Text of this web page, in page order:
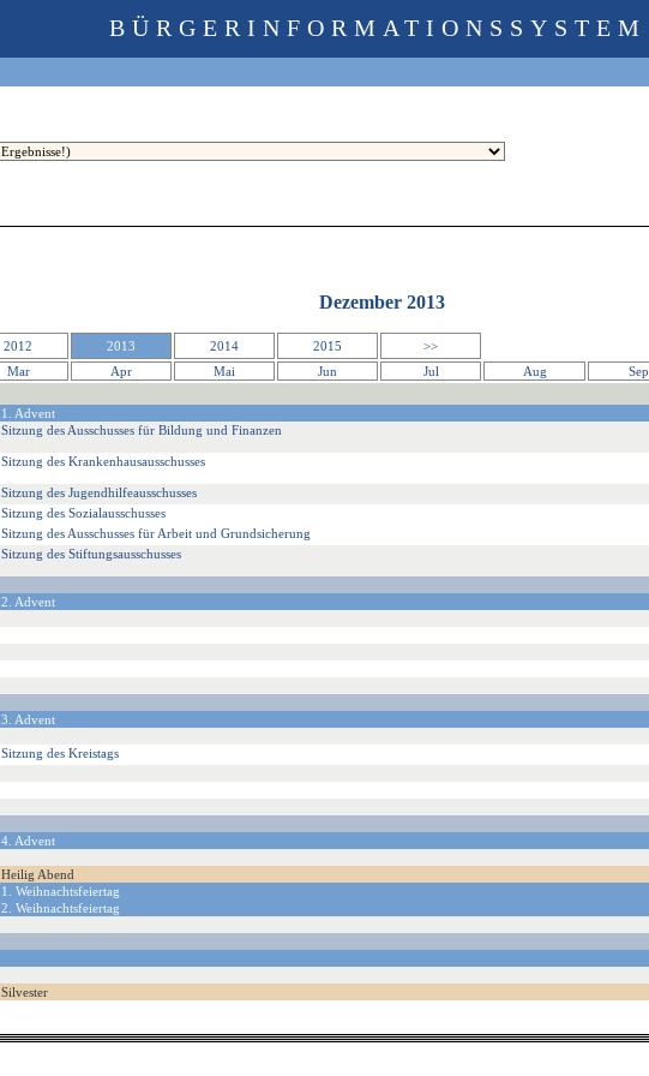
BÜRGERINFORMATIONSSYSTEM
Dezember 2013
2012 2013 2014 2015 >>
Mar Apr Mai Jun Jul Aug Sep
1. Advent
Sitzung des Ausschusses für Bildung und Finanzen
Sitzung des Krankenhausausschusses
Sitzung des Jugendhilfeausschusses
Sitzung des Sozialausschusses
Sitzung des Ausschusses für Arbeit und Grundsicherung
Sitzung des Stiftungsausschusses
2. Advent
3. Advent
Sitzung des Kreistags
4. Advent
Heilig Abend
1. Weihnachtsfeiertag
2. Weihnachtsfeiertag
Silvester